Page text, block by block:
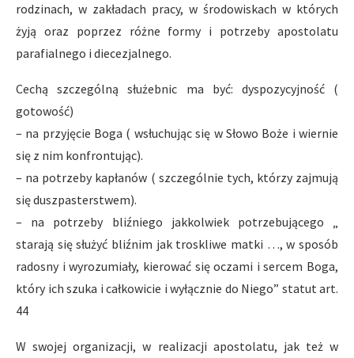
rodzinach, w zakładach pracy, w środowiskach w których
żyją oraz poprzez różne formy i potrzeby apostolatu
parafialnego i diecezjalnego.
Cechą szczególną służebnic ma być: dyspozycyjność (
gotowość)
– na przyjęcie Boga ( wsłuchując się w Słowo Boże i wiernie
się z nim konfrontując).
– na potrzeby kapłanów ( szczególnie tych, którzy zajmują
się duszpasterstwem).
– na potrzeby bliźniego jakkolwiek potrzebującego „
starają się służyć bliźnim jak troskliwe matki …, w sposób
radosny i wyrozumiały, kierować się oczami i sercem Boga,
który ich szuka i całkowicie i wyłącznie do Niego” statut art.
44
W swojej organizacji, w realizacji apostolatu, jak też w